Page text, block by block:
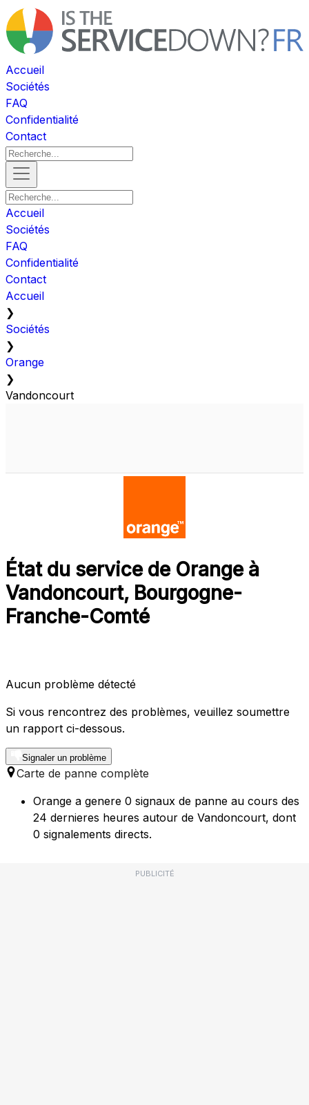
Accueil
Sociétés
FAQ
Confidentialité
Contact
Accueil
Sociétés
FAQ
Confidentialité
Contact
Accueil
❯
Sociétés
❯
Orange
❯
Vandoncourt
État du service de Orange à
Vandoncourt, Bourgogne-
Franche-Comté
Aucun problème détecté
Si vous rencontrez des problèmes, veuillez soumettre
un rapport ci-dessous.
Signaler un problème
Carte de panne complète
Orange a genere 0 signaux de panne au cours des
24 dernieres heures autour de Vandoncourt, dont
0 signalements directs.
PUBLICITÉ